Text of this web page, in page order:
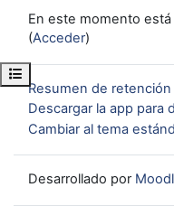
Abrir índice del curso
En este momento
(Acceder)
Resumen de
Descargar la app para
Cambiar al tema
Desarrollado por